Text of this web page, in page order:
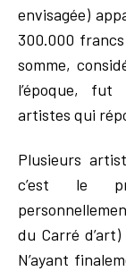
envisagée)
300.000
somme,
l’époque,
artistes qui
Plusieurs
c’est le
du Carré
N’ayant